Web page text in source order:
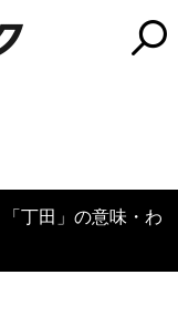
「丁田」の意味・わ